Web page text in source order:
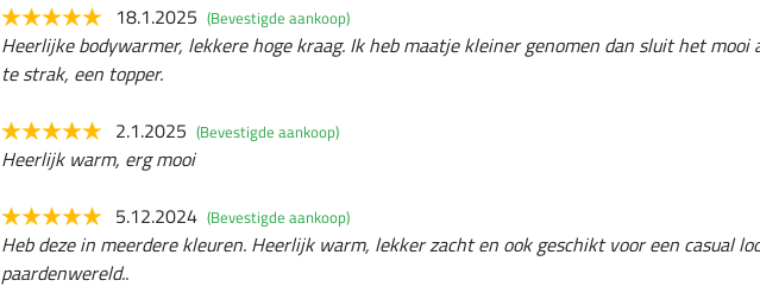
18.1.2025 (Bevestigde aankoop)
Heerlijke bodywarmer, lekkere hoge kraag. Ik heb maatje kleiner genomen dan sluit het mooi
te strak, een topper.
2.1.2025 (Bevestigde aankoop)
Heerlijk warm, erg mooi
5.12.2024 (Bevestigde aankoop)
Heb deze in meerdere kleuren. Heerlijk warm, lekker zacht en ook geschikt voor een casual
paardenwereld..